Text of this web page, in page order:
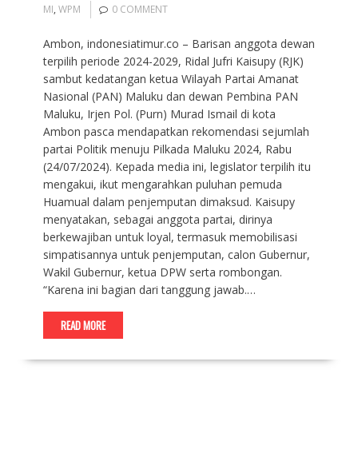
MI, WPM 0 COMMENT
Ambon, indonesiatimur.co – Barisan anggota dewan
terpilih periode 2024-2029, Ridal Jufri Kaisupy (RJK)
sambut kedatangan ketua Wilayah Partai Amanat
Nasional (PAN) Maluku dan dewan Pembina PAN
Maluku, Irjen Pol. (Purn) Murad Ismail di kota
Ambon pasca mendapatkan rekomendasi sejumlah
partai Politik menuju Pilkada Maluku 2024, Rabu
(24/07/2024). Kepada media ini, legislator terpilih itu
mengakui, ikut mengarahkan puluhan pemuda
Huamual dalam penjemputan dimaksud. Kaisupy
menyatakan, sebagai anggota partai, dirinya
berkewajiban untuk loyal, termasuk memobilisasi
simpatisannya untuk penjemputan, calon Gubernur,
Wakil Gubernur, ketua DPW serta rombongan.
“Karena ini bagian dari tanggung jawab.…
READ MORE